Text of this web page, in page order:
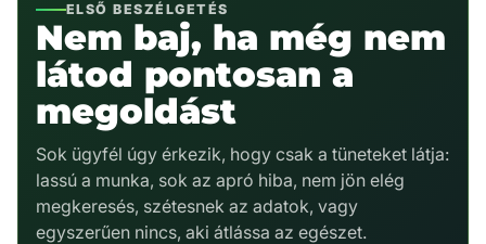
ELSŐ BESZÉLGETÉS
Nem baj, ha még nem
látod pontosan a
megoldást
Sok ügyfél úgy érkezik, hogy csak a tüneteket látja:
lassú a munka, sok az apró hiba, nem jön elég
megkeresés, szétesnek az adatok, vagy
egyszerűen nincs, aki átlássa az egészet.